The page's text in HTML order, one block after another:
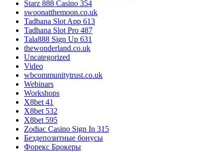
Starz 888 Casino 354
swoonatthemoon.co.uk
Tadhana Slot App 613
Tadhana Slot Pro 487
Tala888 Sign Up 631
thewonderland.co.uk
Uncategorized
Video
wbcommunitytrust.co.uk
Webinars
Workshops
X8bet 41
X8bet 532
X8bet 595
Zodiac Casino Sign In 315
Бездепозитные бонусы
Форекс Брокеры